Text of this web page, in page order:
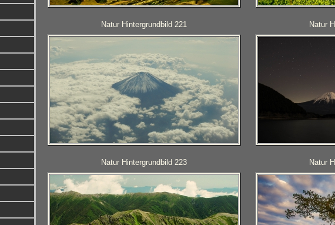
Natur Hintergrundbild 221 Natur
Natur Hintergrundbild 223 Natur